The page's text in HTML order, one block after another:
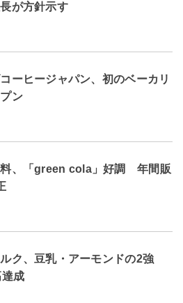
が方針示す
ーヒージャパン、初のベーカリ
ン
料、「green cola」好調 年間販
ルク、豆乳・アーモンドの2強
成